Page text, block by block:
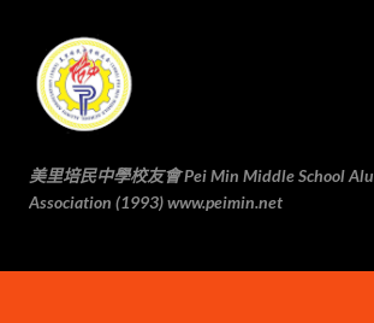
美里培民中學校友會 Pei Min Middle School
Association (1993) www.peimin.net